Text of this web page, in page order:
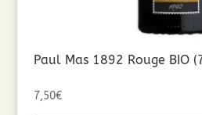
Paul Mas 1892 Rouge BIO
7,50€